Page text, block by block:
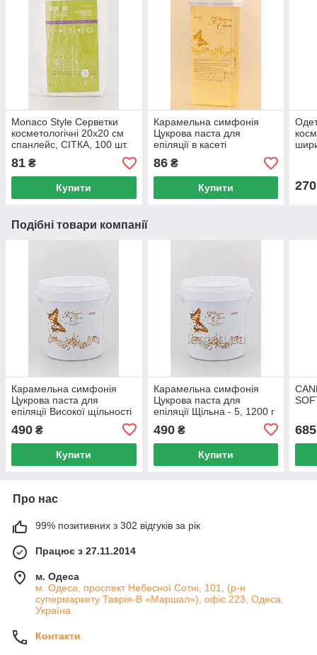
Monaco Style Серветки
косметологічні 20х20 см
спанлейс, СІТКА, 100 шт.
81 ₴
Купити
Карамельна симфонія
Цукрова паста для
епіляції в касеті
Бандажна, 150 г
86₴
Купити 270
Подібні товари компанії
Карамельна симфонія
Цукрова паста для
епіляції Високої щільності
490 ₴
Купити
Карамельна симфонія
Цукрова паста для
епіляції Щільна - 5, 1200 г
490₴
Купити
685
Про нас
99% позитивних з 302 відгуків за рік
Працює з 27.11.2014
м. Одеса
м. Одеса, проспект Небесної Сотні, 101, (р-н
супермаркету Таврія-В «Маршал»), офіс 223, Одеса,
Україна
Контакти